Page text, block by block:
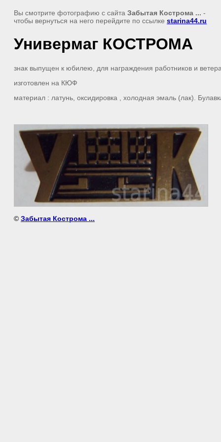
Вы смотрите фотографию с сайта Забытая Кострома ... -
чтобы вернуться на него перейдите по ссылке starina44.ru
Универмаг КОСТРОМА
знак выпущен к юбилею, для награждения работников и
изготовлен на КЮФ
материал : латунь, оксидировка , холодная эмаль (лак).
© Забытая Кострома ...